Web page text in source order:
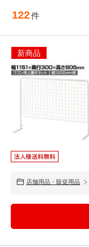
122件
新商品
店舗用品・販促用品